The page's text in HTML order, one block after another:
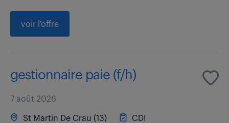
voir l'offre
gestionnaire paie (f/h)
7 août 2026
St Martin De Crau (13)
CDI